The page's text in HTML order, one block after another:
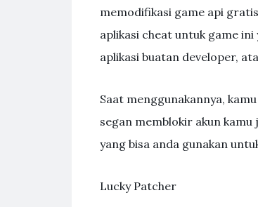
memodifikasi game api
aplikasi cheat untuk game
aplikasi buatan developer,
Saat menggunakannya,
segan memblokir akun
yang bisa anda gunakan
Lucky Patcher